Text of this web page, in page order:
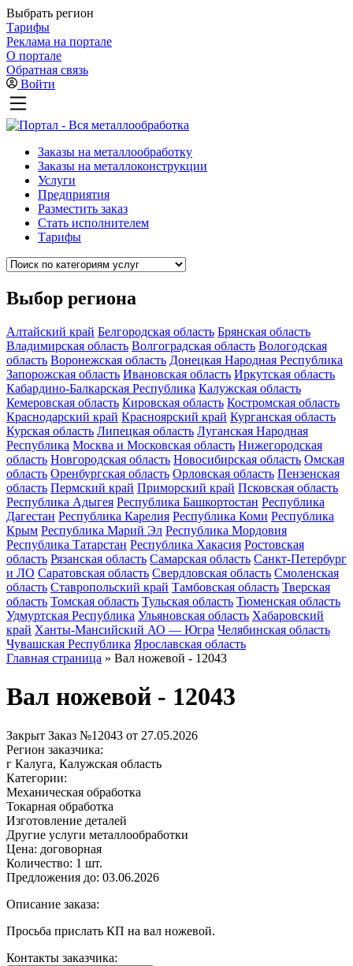
Выбрать регион
Тарифы
Реклама на портале
О портале
Обратная связь
Войти
Заказы на металлообработку
Заказы на металлоконструкции
Услуги
Предприятия
Разместить заказ
Стать исполнителем
Тарифы
Выбор региона
Алтайский край Белгородская область Брянская область
Владимирская область Волгоградская область Вологодская
область Воронежская область Донецкая Народная Республика
Запорожская область Ивановская область Иркутская область
Кабардино-Балкарская Республика Калужская область
Кемеровская область Кировская область Костромская область
Краснодарский край Красноярский край Курганская область
Курская область Липецкая область Луганская Народная
Республика Москва и Московская область Нижегородская
область Новгородская область Новосибирская область Омская
область Оренбургская область Орловская область Пензенская
область Пермский край Приморский край Псковская область
Республика Адыгея Республика Башкортостан Республика
Дагестан Республика Карелия Республика Коми Республика
Крым Республика Марий Эл Республика Мордовия
Республика Татарстан Республика Хакасия Ростовская
область Рязанская область Самарская область Санкт-Петербург
и ЛО Саратовская область Свердловская область Смоленская
область Ставропольский край Тамбовская область Тверская
область Томская область Тульская область Тюменская область
Удмуртская Республика Ульяновская область Хабаровский
край Ханты-Мансийский АО — Югра Челябинская область
Чувашская Республика Ярославская область
Главная страница » Вал ножевой - 12043
Вал ножевой - 12043
Закрыт Заказ №12043 от 27.05.2026
Регион заказчика:
г Калуга, Калужская область
Категории:
Механическая обработка
Токарная обработка
Изготовление деталей
Другие услуги металлообработки
Цена: договорная
Количество: 1 шт.
Предложения до: 03.06.2026
Описание заказа:
Просьба прислать КП на вал ножевой.
Контакты заказчика: